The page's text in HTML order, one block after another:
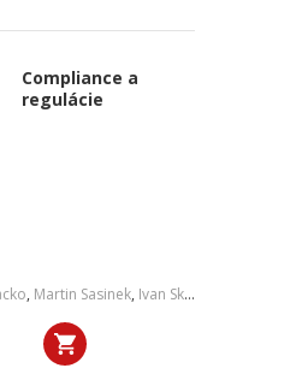
Compliance a
regulácie
, Martin Sasinek, Ivan Skaloš